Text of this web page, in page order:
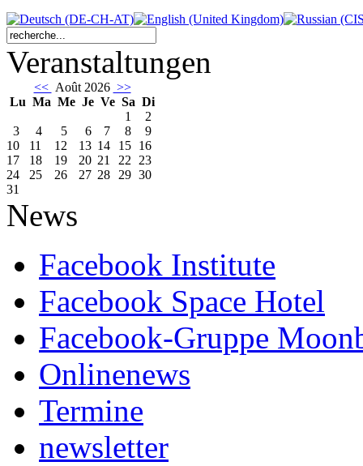
Veranstaltungen
<< Août 2026 >>
Lu Ma Me Je Ve Sa Di
1
2
3
4 5 6 7 8
9
10
11 12 13 14 15 16
17
18 19 20 21 22 23
24
25 26 27 28 29 30
31
News
Facebook Institute
Facebook Space Hotel
Facebook-Gruppe
Onlinenews
Termine
newsletter